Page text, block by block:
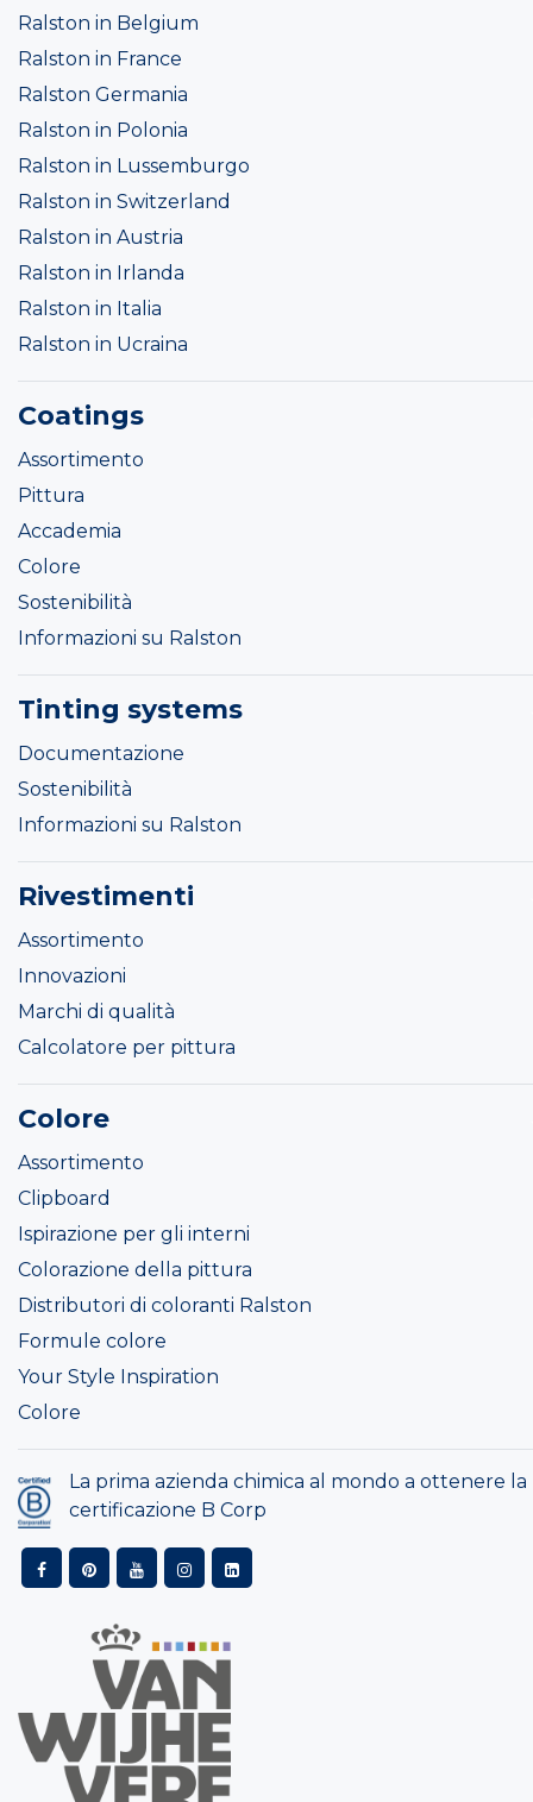
Ralston in Belgium
Ralston in France
Ralston Germania
Ralston in Polonia
Ralston in Lussemburgo
Ralston in Switzerland
Ralston in Austria
Ralston in Irlanda
Ralston in Italia
Ralston in Ucraina
Coatings
Assortimento
Pittura
Accademia
Colore
Sostenibilità
Informazioni su Ralston
Tinting systems
Documentazione
Sostenibilità
Informazioni su Ralston
Rivestimenti
Assortimento
Innovazioni
Marchi di qualità
Calcolatore per pittura
Colore
Assortimento
Clipboard
Ispirazione per gli interni
Colorazione della pittura
Distributori di coloranti Ralston
Formule colore
Your Style Inspiration
Colore
La prima azienda chimica al mondo a ottenere la
certificazione B Corp